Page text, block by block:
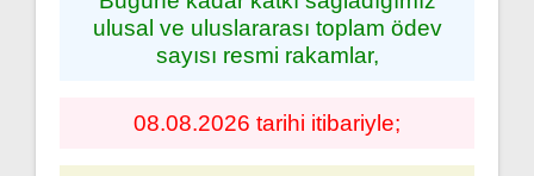
ulusal ve uluslararası toplam ödev
sayısı resmi rakamlar,
08.08.2026 tarihi itibariyle;